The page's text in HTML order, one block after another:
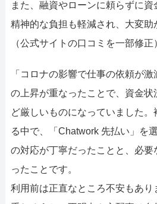
また、融資やローンに頼らずに資
精神的な負担も軽減され、大変助
（公式サイトの口コミを一部修正
「コロナの影響で仕事の依頼が
の上昇が重なったことで、資金状
ど厳しいものになっていました
る中で、「Chatwork 先払い」を
の対応が丁寧だったことと、必
ったことです。
利用前は正直なところ不安もあり